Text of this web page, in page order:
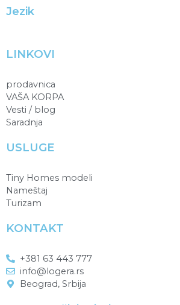
Jezik
LINKOVI
prodavnica
VAŠA KORPA
Vesti / blog
Saradnja
USLUGE
Tiny Homes modeli
Nameštaj
Turizam
KONTAKT
+381 63 443 777
info@logera.rs
Beograd, Srbija